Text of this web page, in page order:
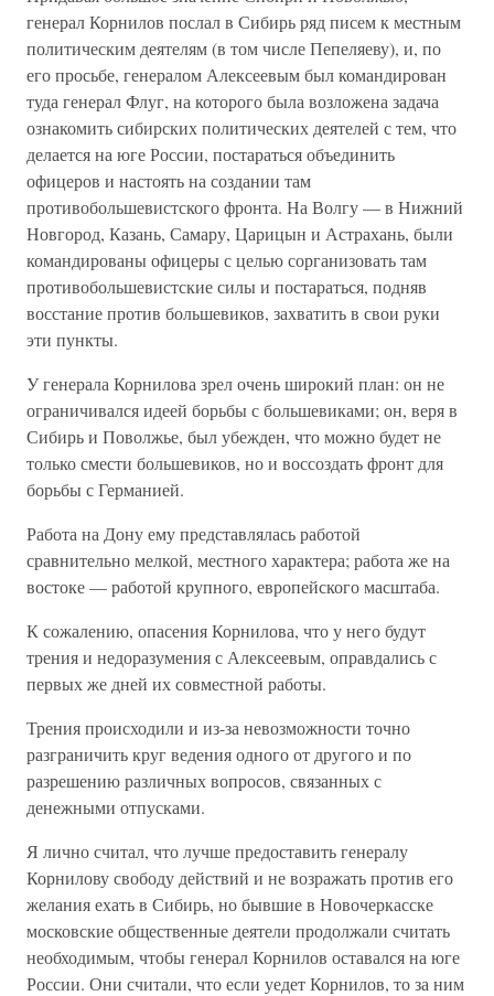
генерал Корнилов послал в Сибирь ряд писем к местным
политическим деятелям (в том числе Пепеляеву), и, по
его просьбе, генералом Алексеевым был командирован
туда генерал Флуг, на которого была возложена задача
ознакомить сибирских политических деятелей с тем, что
делается на юге России, постараться объединить
офицеров и настоять на создании там
противобольшевистского фронта. На Волгу — в Нижний
Новгород, Казань, Самару, Царицын и Астрахань, были
командированы офицеры с целью сорганизовать там
противобольшевистские силы и постараться, подняв
восстание против большевиков, захватить в свои руки
эти пункты.
У генерала Корнилова зрел очень широкий план: он не
ограничивался идеей борьбы с большевиками; он, веря в
Сибирь и Поволжье, был убежден, что можно будет не
только смести большевиков, но и воссоздать фронт для
борьбы с Германией.
Работа на Дону ему представлялась работой
сравнительно мелкой, местного характера; работа же на
востоке — работой крупного, европейского масштаба.
К сожалению, опасения Корнилова, что у него будут
трения и недоразумения с Алексеевым, оправдались с
первых же дней их совместной работы.
Трения происходили и из-за невозможности точно
разграничить круг ведения одного от другого и по
разрешению различных вопросов, связанных с
денежными отпусками.
Я лично считал, что лучше предоставить генералу
Корнилову свободу действий и не возражать против его
желания ехать в Сибирь, но бывшие в Новочеркасске
московские общественные деятели продолжали считать
необходимым, чтобы генерал Корнилов оставался на юге
России. Они считали, что если уедет Корнилов, то за ним